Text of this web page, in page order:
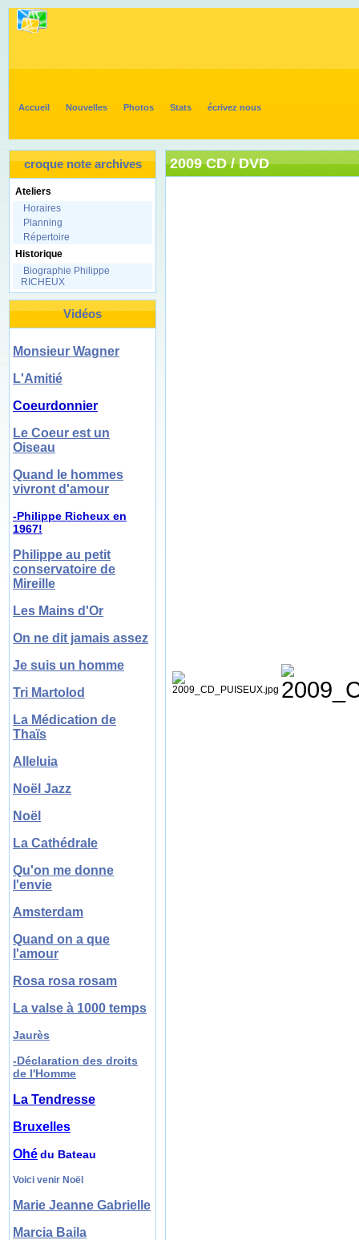
Accueil Nouvelles Photos Stats écrivez nous
croque note archives
Ateliers
Horaires
Planning
Répertoire
Historique
Biographie Philippe
RICHEUX
Vidéos
Monsieur Wagner
L'Amitié
Coeurdonnier
Le Coeur est un
Oiseau
Quand le hommes
vivront d'amour
-Philippe Richeux en
1967!
Philippe au petit
conservatoire de
Mireille
Les Mains d'Or
On ne dit jamais assez
Je suis un homme
Tri Martolod
La Médication de
Thaïs
Alleluia
Noël Jazz
Noël
La Cathédrale
Qu'on me donne
l'envie
Amsterdam
Quand on a que
l'amour
Rosa rosa rosam
La valse à 1000 temps
Jaurès
-Déclaration des droits
de l'Homme
La Tendresse
Bruxelles
Ohédu Bateau
Voici venir Noël
Marie Jeanne Gabrielle
Marcia Baila
2009 CD / DVD